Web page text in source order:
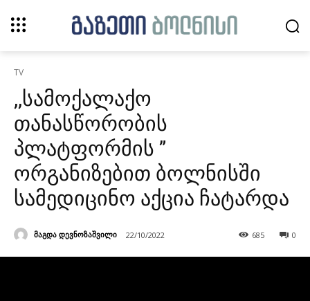
TV
,,სამოქალაქო
თანასწორობის
პლატფორმის ”
ორგანიზებით ბოლნისში
სამედიცინო აქცია ჩატარდა
მაგდა დევნოზაშვილი 22/10/2022 0
685